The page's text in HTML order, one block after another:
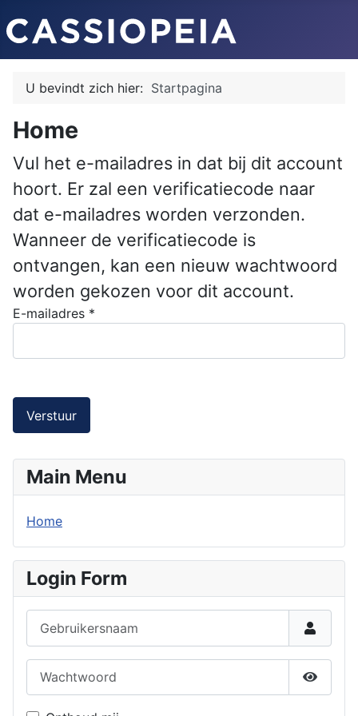
U bevindt zich hier: Startpagina
Home
Vul het e-mailadres in dat bij dit account
hoort. Er zal een verificatiecode naar
dat e-mailadres worden verzonden.
Wanneer de verificatiecode is
ontvangen, kan een nieuw wachtwoord
worden gekozen voor dit account.
E-mailadres *
Verstuur
Main Menu
Home
Login Form
Toon